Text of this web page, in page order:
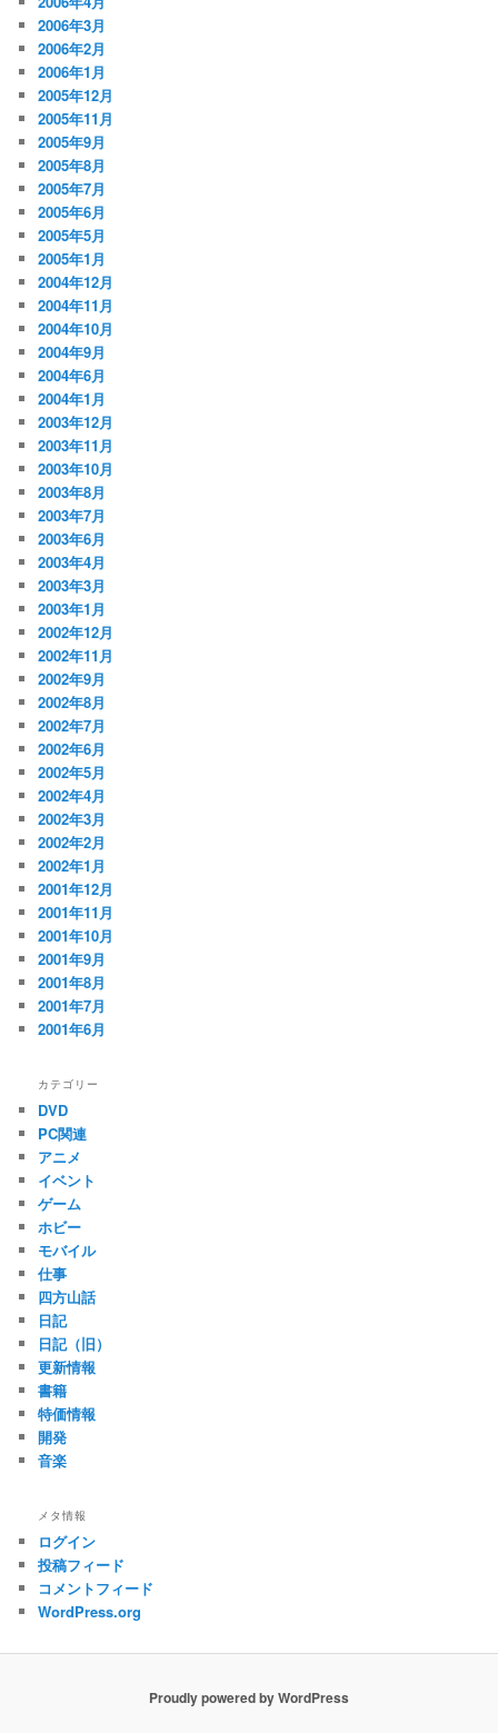
2006年3月
2006年2月
2006年1月
2005年12月
2005年11月
2005年9月
2005年8月
2005年7月
2005年6月
2005年5月
2005年1月
2004年12月
2004年11月
2004年10月
2004年9月
2004年6月
2004年1月
2003年12月
2003年11月
2003年10月
2003年8月
2003年7月
2003年6月
2003年4月
2003年3月
2003年1月
2002年12月
2002年11月
2002年9月
2002年8月
2002年7月
2002年6月
2002年5月
2002年4月
2002年3月
2002年2月
2002年1月
2001年12月
2001年11月
2001年10月
2001年9月
2001年8月
2001年7月
2001年6月
カテゴリー
DVD
PC関連
アニメ
イベント
ゲーム
ホビー
モバイル
仕事
四方山話
日記
日記（旧）
更新情報
書籍
特価情報
開発
音楽
メタ情報
ログイン
投稿フィード
コメントフィード
WordPress.org
Proudly powered by WordPress